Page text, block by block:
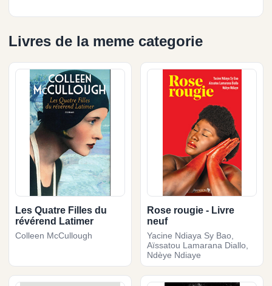
Livres de la meme categorie
Les Quatre Filles du
révérend Latimer
Colleen McCullough
Rose rougie - Livre
neuf
Yacine Ndiaya Sy Bao,
Aïssatou Lamarana Diallo,
Ndèye Ndiaye